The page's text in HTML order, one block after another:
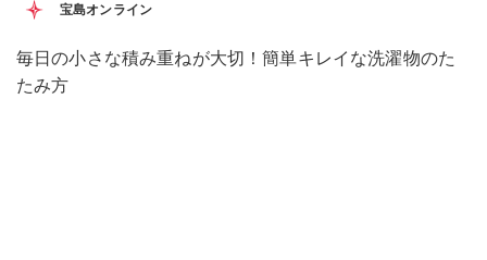
宝島オンライン
毎日の小さな積み重ねが大切！簡単キレイな洗濯物のた
たみ方